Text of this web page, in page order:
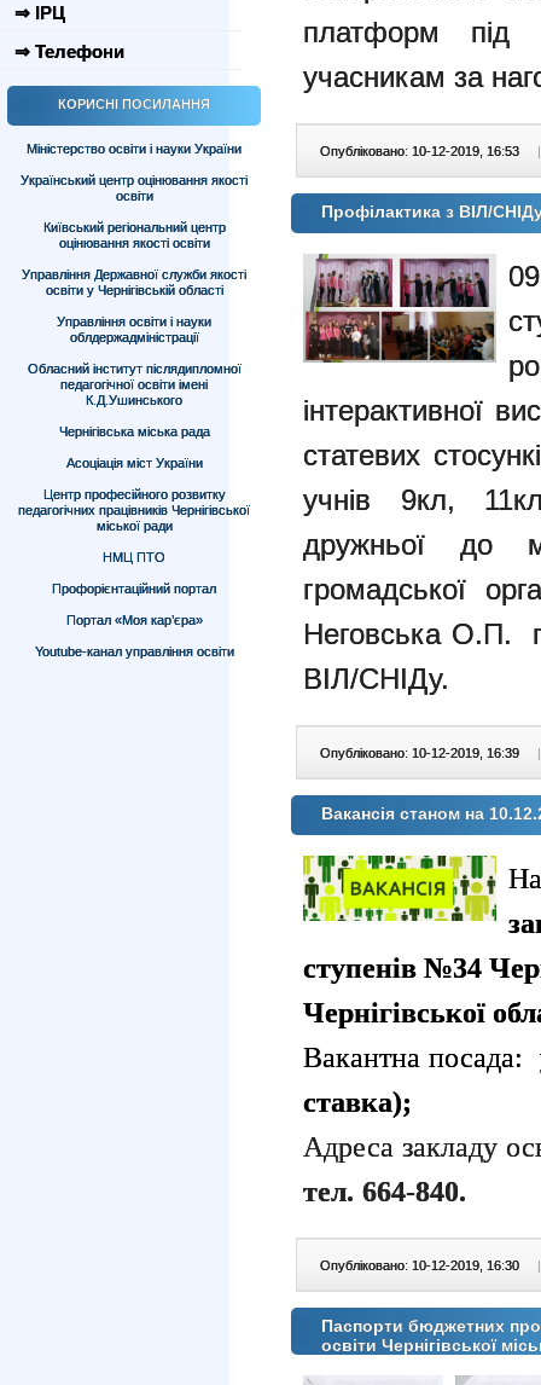
⇒ ІРЦ
⇒ Телефони
КОРИСНІ ПОСИЛАННЯ
Міністерство освіти і науки України
Український центр оцінювання якості
освіти
Київський регіональний центр
оцінювання якості освіти
Управління Державної служби якості
освіти у Чернігівській області
Управління освіти і науки
облдержадміністрації
Обласний інститут післядипломної
педагогічної освіти імені
К.Д.Ушинського
Чернігівська міська рада
Асоціація міст України
Центр професійного розвитку
педагогічних працівників Чернігівської
міської ради
НМЦ ПТО
Профорієнтаційний портал
Портал «Моя кар’єра»
Youtube-канал управління освіти
платформ
учасникам за
Опубліковано: 10-12-2019, 16:53 |
Профілактика з ВІЛ/
інтерактивної
статевих
учнів 9кл,
дружньої до
громадської
Неговська О.П.
ВІЛ/СНІДу.
Опубліковано: 10-12-2019, 16:39 |
Вакансія станом на
ступенів №34
Чернігівської
Вакантна посада:
ставка);
Адреса закладу
тел.664-840.
Опубліковано: 10-12-2019, 16:30 |
Паспорти бюджетних
освіти Чернігівської